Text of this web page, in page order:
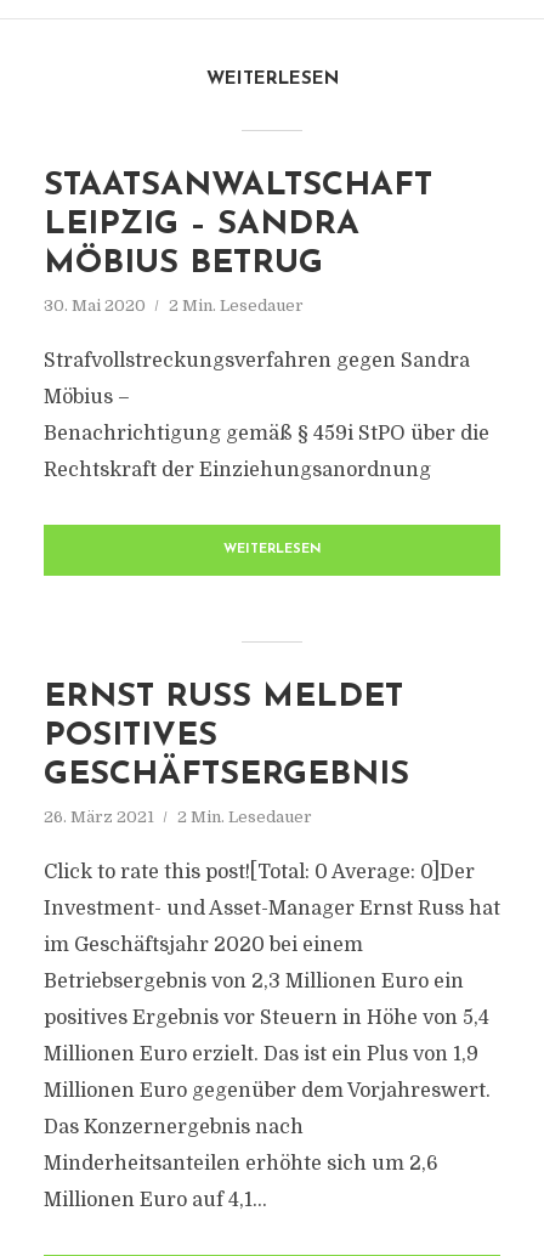
WEITERLESEN
STAATSANWALTSCHAFT
LEIPZIG – SANDRA
MÖBIUS BETRUG
30. Mai 2020 2 Min. Lesedauer
Strafvollstreckungsverfahren gegen Sandra
Möbius –
Benachrichtigung gemäß § 459i StPO über die
Rechtskraft der Einziehungsanordnung
WEITERLESEN
ERNST RUSS MELDET
POSITIVES
GESCHÄFTSERGEBNIS
26. März 2021 2 Min. Lesedauer
Click to rate this post![Total: 0 Average: 0]Der
Investment- und Asset-Manager Ernst Russ hat
im Geschäftsjahr 2020 bei einem
Betriebsergebnis von 2,3 Millionen Euro ein
positives Ergebnis vor Steuern in Höhe von 5,4
Millionen Euro erzielt. Das ist ein Plus von 1,9
Millionen Euro gegenüber dem Vorjahreswert.
Das Konzernergebnis nach
Minderheitsanteilen erhöhte sich um 2,6
Millionen Euro auf 4,1...